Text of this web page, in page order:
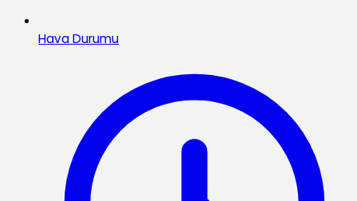
Hava Durumu